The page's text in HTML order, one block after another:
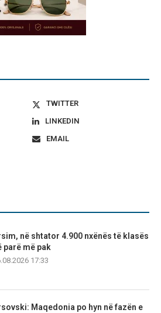
TWITTER
LINKEDIN
EMAIL
në shtator 4.900 nxënës të klasës
parë më pak
17:33
Maqedonia po hyn në fazën e